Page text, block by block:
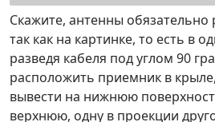
Скажите, антенны обязательно
так как на картинке, то есть в
разведя кабеля под углом 90
расположить приемник в
вывести на нижнюю
верхнюю, одну в проекции